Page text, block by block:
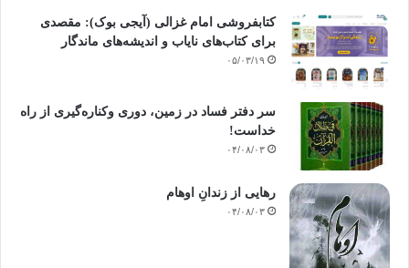
کتابفروشی امام غزالی (آیجی بوک): مقصدی
برای کتاب‌های نایاب و اندیشه‌های ماندگار
۰۵/۰۳/۱۹
سر دفتر فساد در زمین‌، دوری وکناره‌گیری از راه
خداست‌!
۰۴/۰۸/۰۳
رهایی از زندانِ اوهام
۰۴/۰۸/۰۳